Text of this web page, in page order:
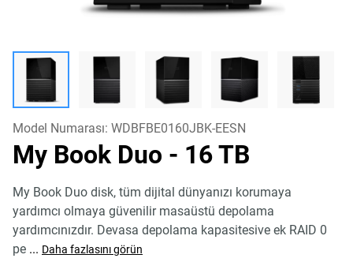
Model Numarası: WDBFBE0160JBK-EESN
My Book Duo - 16 TB
My Book Duo disk, tüm dijital dünyanızı korumaya
yardımcı olmaya güvenilir masaüstü depolama
yardımcınızdır. Devasa depolama kapasitesive ek RAID 0
pe ... Daha fazlasını görün